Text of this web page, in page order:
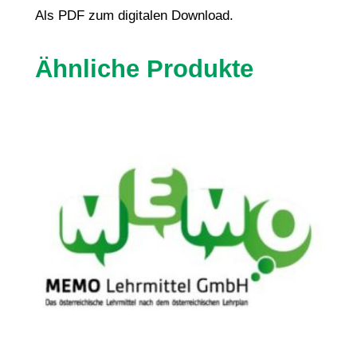
Als PDF zum digitalen Download.
Ähnliche Produkte